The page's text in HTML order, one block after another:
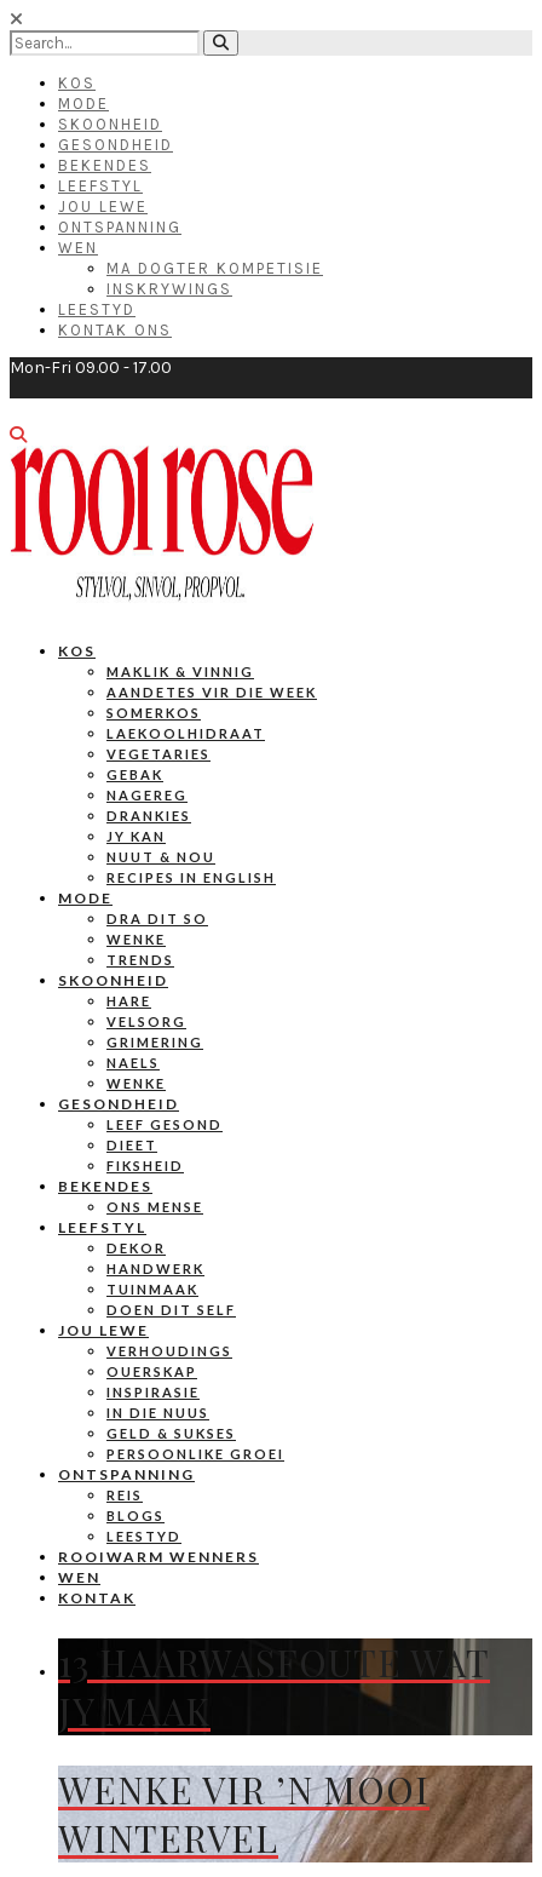
KOS
MODE
SKOONHEID
GESONDHEID
BEKENDES
LEEFSTYL
JOU LEWE
ONTSPANNING
WEN
MA DOGTER KOMPETISIE
INSKRYWINGS
LEESTYD
KONTAK ONS
Mon-Fri 09.00 - 17.00
KOS
MAKLIK & VINNIG
AANDETES VIR DIE WEEK
SOMERKOS
LAEKOOLHIDRAAT
VEGETARIES
GEBAK
NAGEREG
DRANKIES
JY KAN
NUUT & NOU
RECIPES IN ENGLISH
MODE
DRA DIT SO
WENKE
TRENDS
SKOONHEID
HARE
VELSORG
GRIMERING
NAELS
WENKE
GESONDHEID
LEEF GESOND
DIEET
FIKSHEID
BEKENDES
ONS MENSE
LEEFSTYL
DEKOR
HANDWERK
TUINMAAK
DOEN DIT SELF
JOU LEWE
VERHOUDINGS
OUERSKAP
INSPIRASIE
IN DIE NUUS
GELD & SUKSES
PERSOONLIKE GROEI
ONTSPANNING
REIS
BLOGS
LEESTYD
ROOIWARM WENNERS
WEN
KONTAK
13 HAARWASFOUTE WAT
JY MAAK
WENKE VIR ’N MOOI
WINTERVEL